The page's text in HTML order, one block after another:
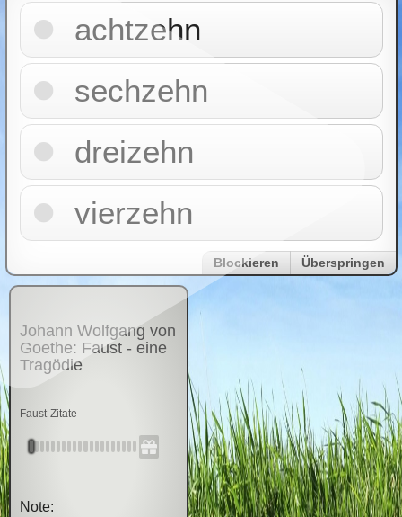
achtzehn
sechzehn
dreizehn
vierzehn
Blockieren Überspringen
Johann Wolfgang von
Goethe: Faust - eine
Tragödie
Faust-Zitate
Note: